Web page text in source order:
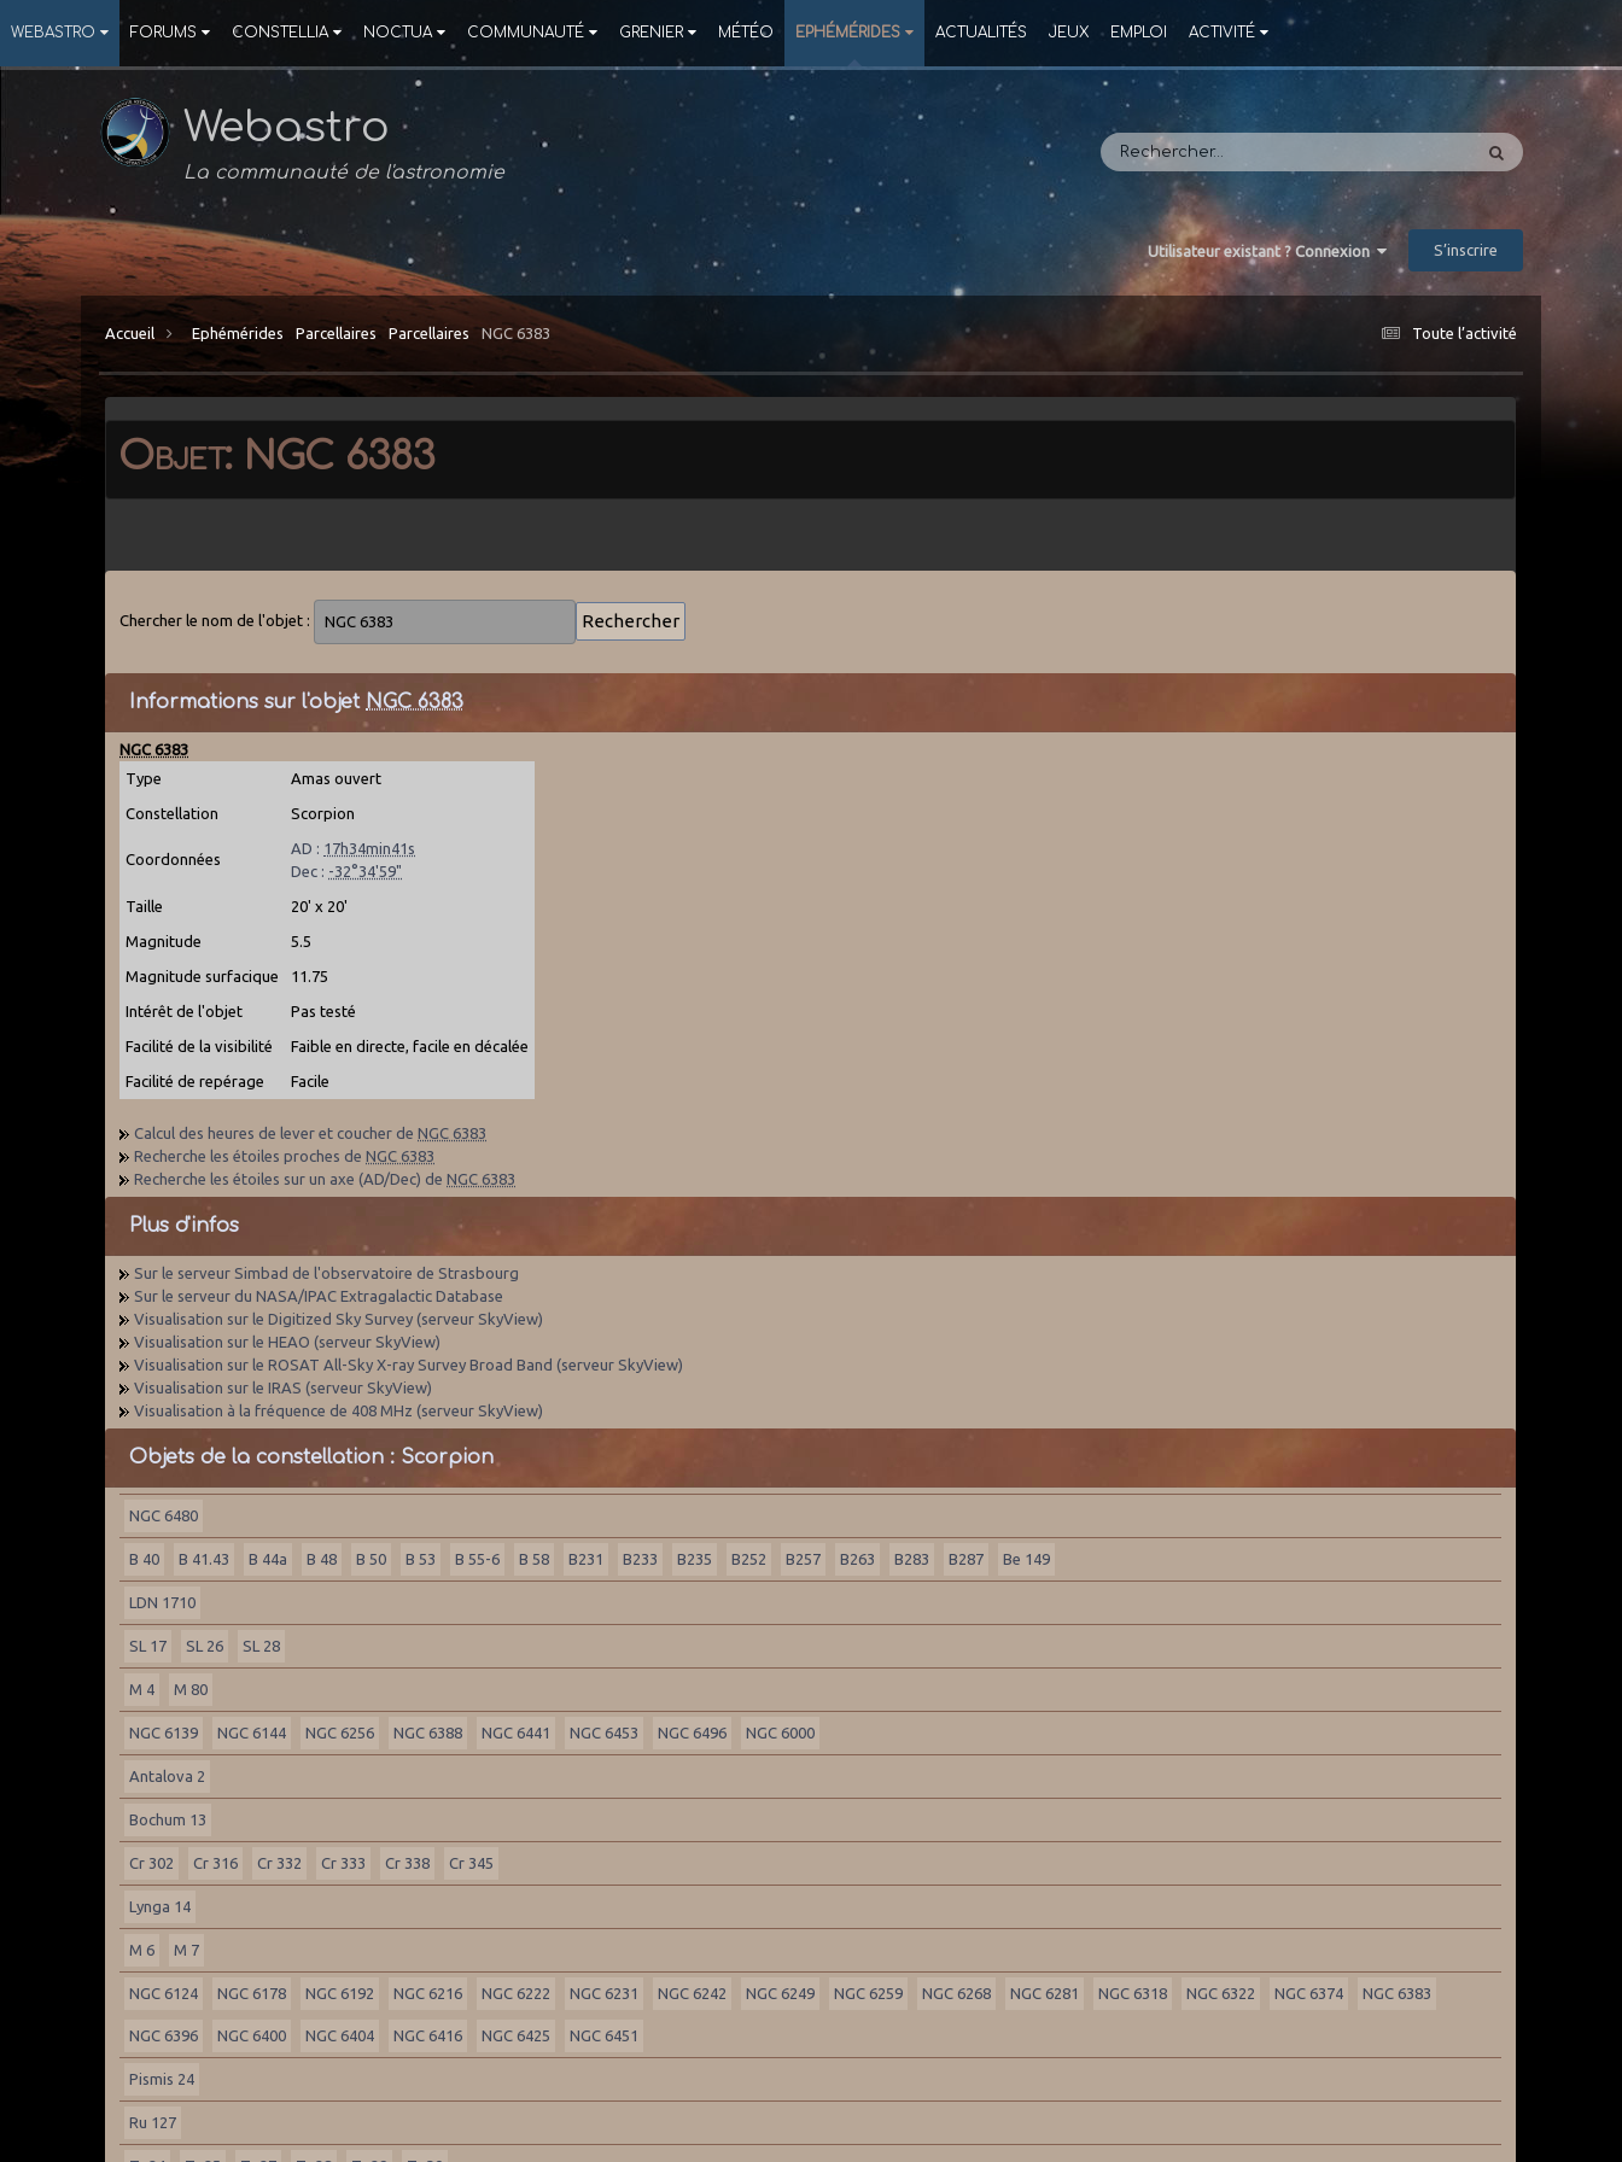
WEBASTRO FORUMS CONSTELLIA NOCTUA COMMUNAUTÉ GRENIER MÉTÉO EPHÉMÉRIDES ACTUALITÉS JEUX EMPLOI ACTIVITÉ
Webastro
La communauté de l'astronomie
Utilisateur existant ? Connexion S’inscrire
Toute l’activité
Accueil Ephémérides Parcellaires Parcellaires NGC 6383
Objet: NGC 6383
Chercher le nom de l'objet :
Informations sur l'objet NGC 6383
NGC 6383
Type
Amas ouvert
Constellation Scorpion
Coordonnées
AD : 17h34min41s
Dec : -32°34'59"
Taille 20' x 20'
Magnitude 5.5
Magnitude surfacique 11.75
Intérêt de l'objet Pas testé
Facilité de la visibilité Faible en directe, facile en décalée
Facilité de repérage Facile
Calcul des heures de lever et coucher deNGC 6383
Recherche les étoiles proches deNGC 6383
Recherche les étoiles sur un axe (AD/Dec) deNGC 6383
Plus d'infos
Sur le serveur Simbad de l'observatoire de Strasbourg
Sur le serveur du NASA/IPAC Extragalactic Database
Visualisation sur le Digitized Sky Survey (serveur SkyView)
Visualisation sur le HEAO (serveur SkyView)
Visualisation sur le ROSAT All-Sky X-ray Survey Broad Band (serveur SkyView)
Visualisation sur le IRAS (serveur SkyView)
Visualisation à la fréquence de 408 MHz (serveur SkyView)
Objets de la constellation : Scorpion
NGC 6480
B 40 B 41.43 B 44a B 48 B 50 B 53 B 55-6 B 58 B231 B233 B235 B252 B257 B263 B283 B287 Be 149
LDN 1710
SL 17 SL 26 SL 28
M 4 M 80
NGC 6139 NGC 6144 NGC 6256 NGC 6388 NGC 6441 NGC 6453 NGC 6496 NGC 6000
Antalova 2
Bochum 13
Cr 302 Cr 316 Cr 332 Cr 333 Cr 338 Cr 345
Lynga 14
M 6 M 7
NGC 6124 NGC 6178 NGC 6192 NGC 6216 NGC 6222 NGC 6231 NGC 6242 NGC 6249 NGC 6259 NGC 6268 NGC 6281 NGC 6318 NGC 6322 NGC 6374 NGC 6383
NGC 6396 NGC 6400 NGC 6404 NGC 6416 NGC 6425 NGC 6451
Pismis 24
Ru 127